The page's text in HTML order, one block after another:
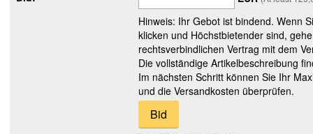
Hinweis: Ihr Gebot ist bindend. Wenn
klicken und Höchstbietender sind,
rechtsverbindlichen Vertrag mit dem
Die vollständige Artikelbeschreibung
Im nächsten Schritt können Sie Ihr
und die Versandkosten überprüfen.